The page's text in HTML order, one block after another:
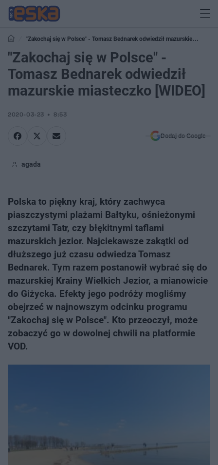
"Zakochaj się w Polsce" - Tomasz Bednarek odwiedził mazurskie
miasteczko [WIDEO]
"Zakochaj się w Polsce" -
Tomasz Bednarek odwiedził
mazurskie miasteczko [WIDEO]
2020-03-23 8:53
Dodaj do Google
agada
Polska to piękny kraj, który zachwyca
piaszczystymi plażami Bałtyku, ośnieżonymi
szczytami Tatr, czy błękitnymi taflami
mazurskich jezior. Najciekawsze zakątki od
dłuższego już czasu odwiedza Tomasz
Bednarek. Tym razem postanowił wybrać się do
mazurskiej Krainy Wielkich Jezior, a mianowicie
do Giżycka. Efekty jego podróży mogliśmy
obejrzeć w najnowszym odcinku programu
"Zakochaj się w Polsce". Kto przeoczył, może
zobaczyć go w dowolnej chwili na platformie
VOD.